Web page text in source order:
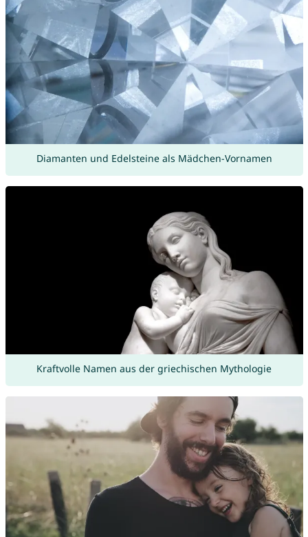
Diamanten und Edelsteine als Mädchen-Vornamen
Kraftvolle Namen aus der griechischen Mythologie